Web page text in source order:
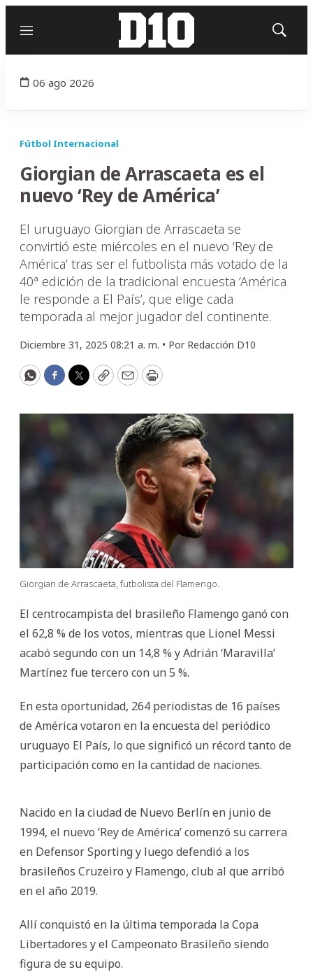
Menú
Mostrar
06 ago 2026
Fútbol Internacional
Giorgian de Arrascaeta es el
nuevo ‘Rey de América’
El uruguayo Giorgian de Arrascaeta se
convirtió este miércoles en el nuevo ‘Rey de
América’ tras ser el futbolista más votado de la
40ª edición de la tradicional encuesta ‘América
le responde a El País’, que elige cada
temporada al mejor jugador del continente.
Diciembre 31, 2025 08:21 a. m. • Por Redacción D10
WhatsApp
Facebook
Twitter
CopyEmailPrint
Giorgian de Arrascaeta, futbolista del Flamengo.
El centrocampista del brasileño Flamengo ganó con
el 62,8 % de los votos, mientras que Lionel Messi
acabó segundo con un 14,8 % y Adrián ‘Maravilla’
Martínez fue tercero con un 5 %.
En esta oportunidad, 264 periodistas de 16 países
de América votaron en la encuesta del periódico
uruguayo El País, lo que significó un récord tanto de
participación como en la cantidad de naciones.
Nacido en la ciudad de Nuevo Berlín en junio de
1994, el nuevo ‘Rey de América’ comenzó su carrera
en Defensor Sporting y luego defendió a los
brasileños Cruzeiro y Flamengo, club al que arribó
en el año 2019.
Allí conquistó en la última temporada la Copa
Libertadores y el Campeonato Brasileño siendo
figura de su equipo.